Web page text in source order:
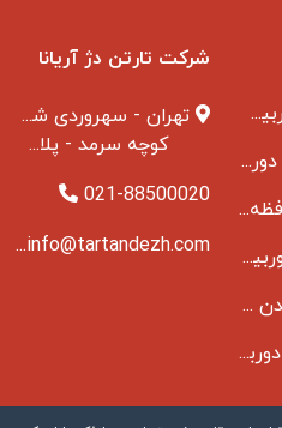
فرمت کلی دوربین مدار بسته
نهایت حافظه دوربین مدار بسته
مدت زمان حافظه دوربین مداربسته بانکها
چگونه هارد دوربین مداربسته می سوزد
علت وصل نشدن دی وی ار به مانیتور و راه حل مشکل
علت سوختن دوربین مدار بسته
شرکت تارتن دژ آریانا
تهران - سهروردی شمالی
کوچه سرمد - پلاک ۱ - طبقه ۳
021-88500020
info@tartandezh.com